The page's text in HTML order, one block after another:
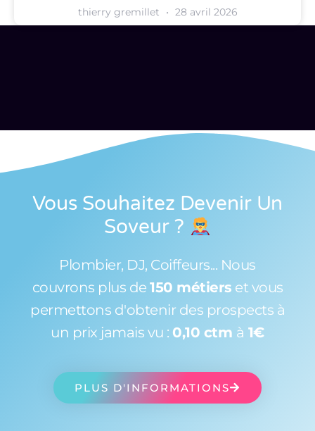
thierry gremillet 28 avril 2026
Vous Souhaitez Devenir Un
Soveur ?
Plombier, DJ, Coiffeurs... Nous
couvrons plus de 150 métiers et vous
permettons d'obtenir des prospects à
un prix jamais vu : 0,10 ctm à 1€
PLUS D'INFORMATIONS